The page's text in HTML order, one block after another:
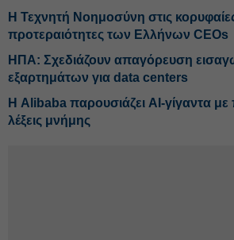
Η Τεχνητή Νοημοσύνη στις
προτεραιότητες των Ελλήνων CEOs
ΗΠΑ: Σχεδιάζουν απαγόρευση
εξαρτημάτων για data centers
Η Alibaba παρουσιάζει AI-γίγαντα
λέξεις μνήμης